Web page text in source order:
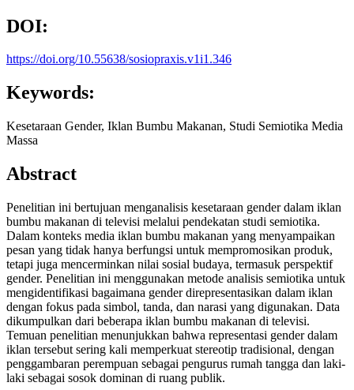
DOI:
https://doi.org/10.55638/sosiopraxis.v1i1.346
Keywords:
Kesetaraan Gender, Iklan Bumbu Makanan, Studi Semiotika Media
Massa
Abstract
Penelitian ini bertujuan menganalisis kesetaraan gender dalam iklan
bumbu makanan di televisi melalui pendekatan studi semiotika.
Dalam konteks media iklan bumbu makanan yang menyampaikan
pesan yang tidak hanya berfungsi untuk mempromosikan produk,
tetapi juga mencerminkan nilai sosial budaya, termasuk perspektif
gender. Penelitian ini menggunakan metode analisis semiotika untuk
mengidentifikasi bagaimana gender direpresentasikan dalam iklan
dengan fokus pada simbol, tanda, dan narasi yang digunakan. Data
dikumpulkan dari beberapa iklan bumbu makanan di televisi.
Temuan penelitian menunjukkan bahwa representasi gender dalam
iklan tersebut sering kali memperkuat stereotip tradisional, dengan
penggambaran perempuan sebagai pengurus rumah tangga dan laki-
laki sebagai sosok dominan di ruang publik.